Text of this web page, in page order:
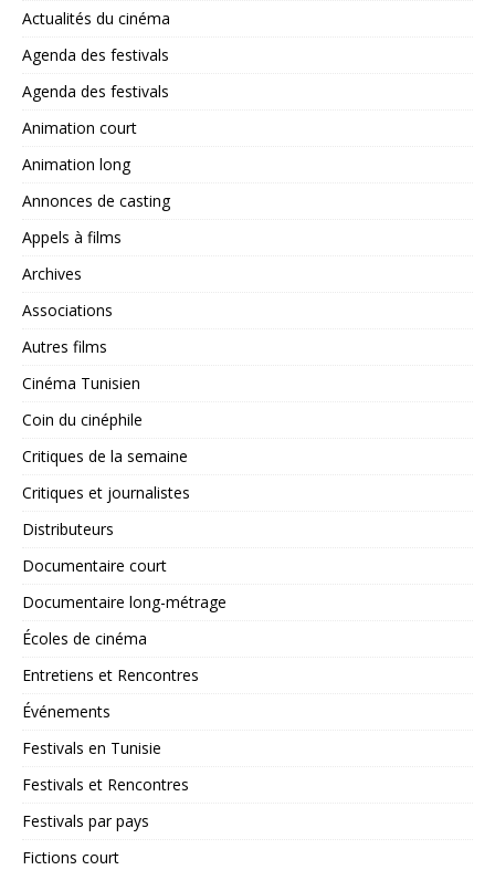
Actualités du cinéma
Agenda des festivals
Agenda des festivals
Animation court
Animation long
Annonces de casting
Appels à films
Archives
Associations
Autres films
Cinéma Tunisien
Coin du cinéphile
Critiques de la semaine
Critiques et journalistes
Distributeurs
Documentaire court
Documentaire long-métrage
Écoles de cinéma
Entretiens et Rencontres
Événements
Festivals en Tunisie
Festivals et Rencontres
Festivals par pays
Fictions court